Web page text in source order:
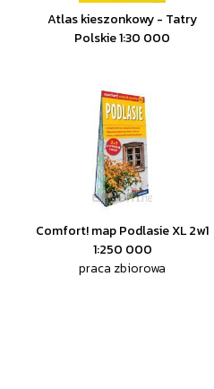
Atlas kieszonkowy - Tatry
Polskie 1:30 000
Comfort! map Podlasie XL 2w1
1:250 000
praca zbiorowa